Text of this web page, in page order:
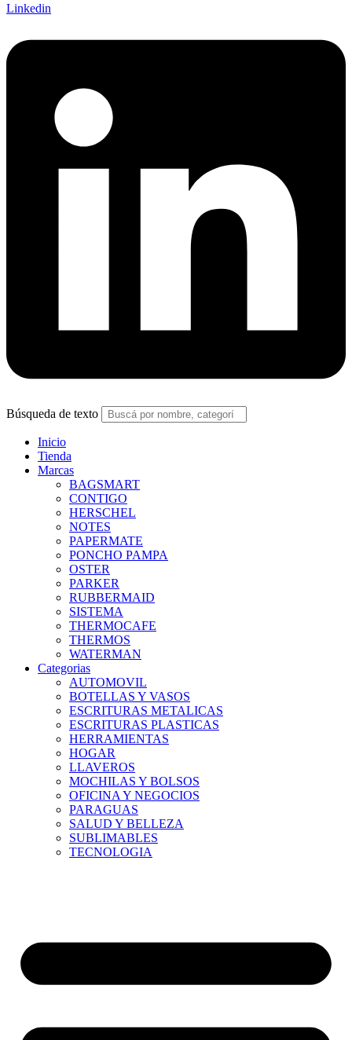
Linkedin
Búsqueda de texto
Inicio
Tienda
Marcas
BAGSMART
CONTIGO
HERSCHEL
NOTES
PAPERMATE
PONCHO PAMPA
OSTER
PARKER
RUBBERMAID
SISTEMA
THERMOCAFE
THERMOS
WATERMAN
Categorias
AUTOMOVIL
BOTELLAS Y VASOS
ESCRITURAS METALICAS
ESCRITURAS PLASTICAS
HERRAMIENTAS
HOGAR
LLAVEROS
MOCHILAS Y BOLSOS
OFICINA Y NEGOCIOS
PARAGUAS
SALUD Y BELLEZA
SUBLIMABLES
TECNOLOGIA